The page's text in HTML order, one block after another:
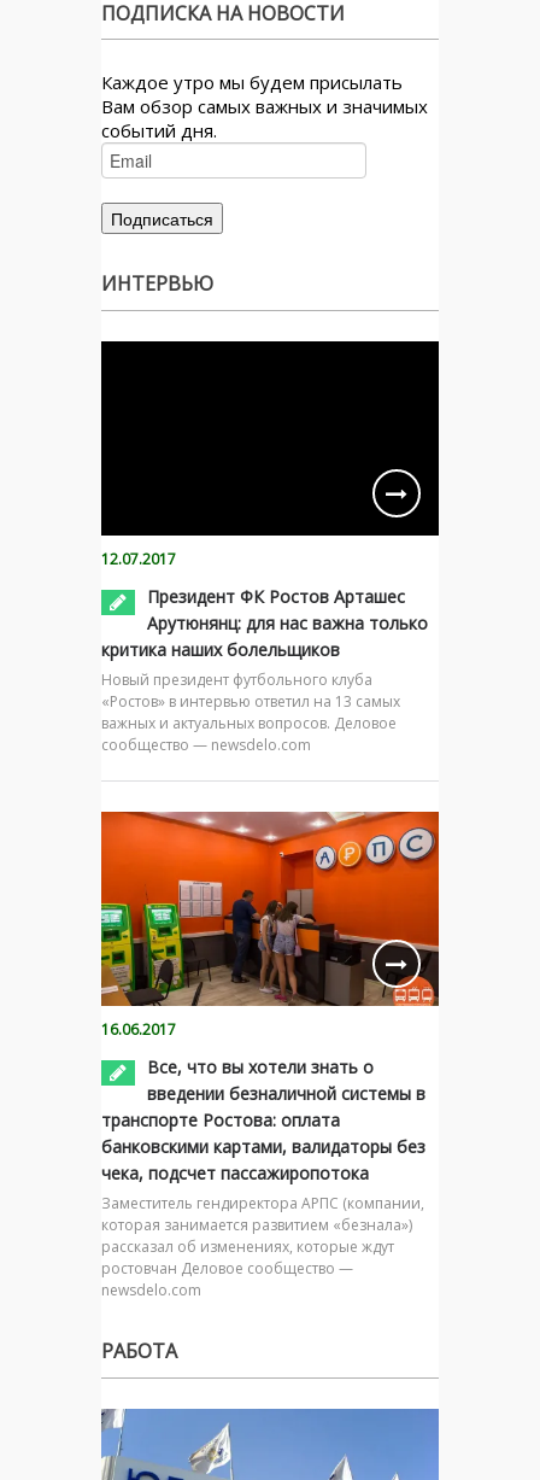
ПОДПИСКА НА НОВОСТИ
Каждое утро мы будем присылать
Вам обзор самых важных и значимых
событий дня.
ИНТЕРВЬЮ
12.07.2017
Президент ФК Ростов Арташес
Арутюнянц: для нас важна только
критика наших болельщиков
Новый президент футбольного клуба
«Ростов» в интервью ответил на 13 самых
важных и актуальных вопросов. Деловое
сообщество — newsdelo.com
16.06.2017
Все, что вы хотели знать о
введении безналичной системы в
транспорте Ростова: оплата
банковскими картами, валидаторы без
чека, подсчет пассажиропотока
Заместитель гендиректора АРПС (компании,
которая занимается развитием «безнала»)
рассказал об изменениях, которые ждут
ростовчан Деловое сообщество —
newsdelo.com
РАБОТА